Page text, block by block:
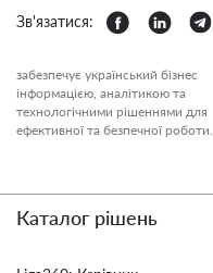
Зв'язатися:
забезпечує український бізнес
інформацією, аналітикою та
технологічними рішеннями для
ефективної та безпечної роботи.
Каталог рішень